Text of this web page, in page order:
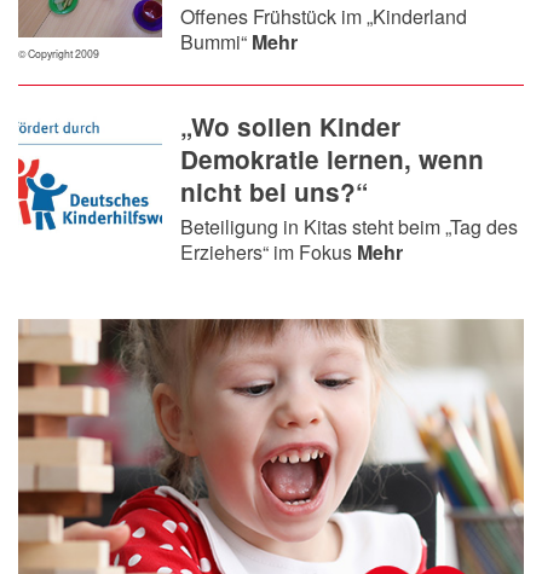
© Copyright 2009
Offenes Frühstück im „Kinderland
Bummi“ Mehr
„Wo sollen Kinder
Demokratie lernen, wenn
nicht bei uns?“
Beteiligung in Kitas steht beim „Tag des
Erziehers“ im Fokus Mehr